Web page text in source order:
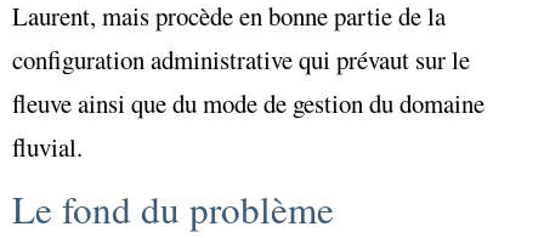
Laurent, mais procède en bonne partie de la
configuration administrative qui prévaut sur le
fleuve ainsi que du mode de gestion du domaine
fluvial.
Le fond du problème